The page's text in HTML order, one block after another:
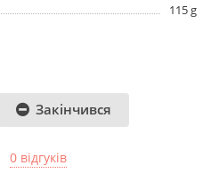
115 g
Закінчився
0 відгуків